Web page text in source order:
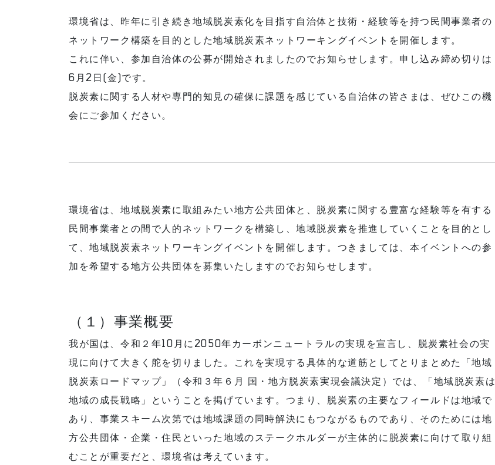
環境省は、昨年に引き続き地域脱炭素化を目指す自治体と技術・経験等を持つ民間事業者の
ネットワーク構築を目的とした地域脱炭素ネットワーキングイベントを開催します。
これに伴い、参加自治体の公募が開始されましたのでお知らせします。申し込み締め切りは
6月2日(金)です。
脱炭素に関する人材や専門的知見の確保に課題を感じている自治体の皆さまは、ぜひこの機
会にご参加ください。
環境省は、地域脱炭素に取組みたい地方公共団体と、脱炭素に関する豊富な経験等を有する
民間事業者との間で人的ネットワークを構築し、地域脱炭素を推進していくことを目的とし
て、地域脱炭素ネットワーキングイベントを開催します。つきましては、本イベントへの参
加を希望する地方公共団体を募集いたしますのでお知らせします。
（１）事業概要
我が国は、令和２年10月に2050年カーボンニュートラルの実現を宣言し、脱炭素社会の実
現に向けて大きく舵を切りました。これを実現する具体的な道筋としてとりまとめた「地域
脱炭素ロードマップ」（令和３年６月 国・地方脱炭素実現会議決定）では、「地域脱炭素は
地域の成長戦略」ということを掲げています。つまり、脱炭素の主要なフィールドは地域で
あり、事業スキーム次第では地域課題の同時解決にもつながるものであり、そのためには地
方公共団体・企業・住民といった地域のステークホルダーが主体的に脱炭素に向けて取り組
むことが重要だと、環境省は考えています。